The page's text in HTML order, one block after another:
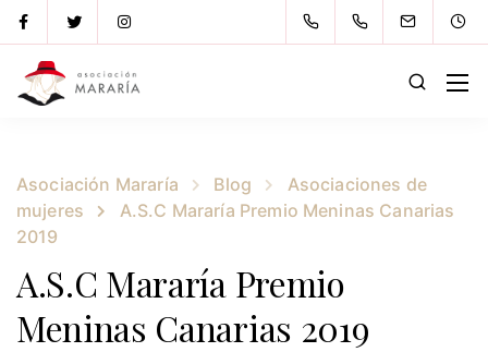
Asociación Mararía Blog
Asociaciones de
mujeres
A.S.C Mararía Premio Meninas Canarias
2019
A.S.C Mararía Premio
Meninas Canarias 2019